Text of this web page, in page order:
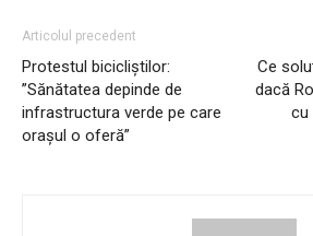
Articolul precedent
Protestul bicicliștilor:
”Sănătatea depinde de
infrastructura verde pe care
orașul o oferă”
Ce
dacă
cu